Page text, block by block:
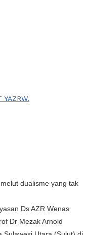
dualisme yang tak
Ds AZR Wenas
Dr Mezak Arnold